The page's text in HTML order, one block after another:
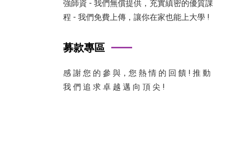
強師資 - 我們無償提供，充實縝密的優質課
程 - 我們免費上傳，讓你在家也能上大學 !
募款專區
感 謝 您 的 參 與，您 熱 情 的 回 饋 ! 推 動
我 們 追 求 卓 越 邁 向 頂 尖 !